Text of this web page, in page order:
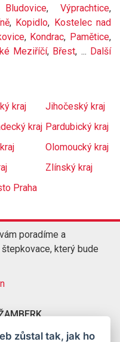
, Výprachtice,
, Kopidlo, Kostelec nad
, Kondrac, Pamětice,
Meziříčí, Břest, ... Další
kraj
Jihočeský kraj
kraj Pardubický kraj
Olomoucký kraj
Zlínský kraj
Praha
poradíme a
který bude
špalíkovacu Žamberk
zůstal tak, jak ho